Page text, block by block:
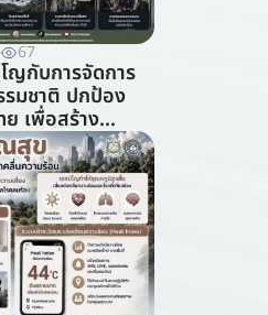
67
ญกับการจัดการ
รมชาติ ปกป้อง
ย เพื่อสร้าง
กฤตภูมิอากาศ
การ
มชาติ)